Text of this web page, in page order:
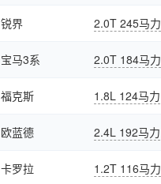
锐界 2.0T 245马力
宝马3系 2.0T 184马力
福克斯 1.8L 124马力
欧蓝德 2.4L 192马力
卡罗拉 1.2T 116马力